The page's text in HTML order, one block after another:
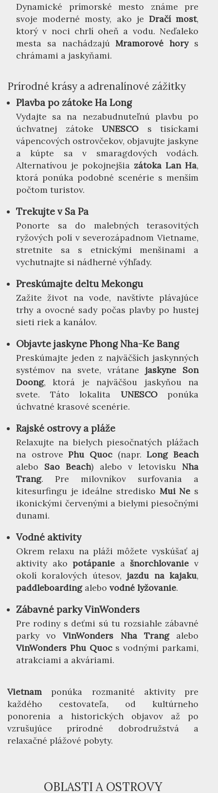
Dynamické prímorské mesto známe pre
svoje moderné mosty, ako je Dračí most,
ktorý v noci chrlí oheň a vodu. Neďaleko
mesta sa nachádzajú Mramorové horys
chrámami a jaskyňami.
Prírodné krásy a adrenalínové zážitky
Plavba po zátoke Ha Long
Vydajte sa na nezabudnuteľnú plavbu po
úchvatnej zátoke UNESCO s tisíckami
vápencových ostrovčekov, objavujte jaskyne
a kúpte sa v smaragdových vodách.
Alternatívou je pokojnejšia zátoka Lan Ha,
ktorá ponúka podobné scenérie s menším
počtom turistov.
Trekujte v Sa Pa
Ponorte sa do malebných terasovitých
ryžových polí v severozápadnom Vietname,
stretnite sa s etnickými menšinami a
vychutnajte si nádherné výhľady.
Preskúmajte deltu Mekongu
Zažite život na vode, navštívte plávajúce
trhy a ovocné sady počas plavby po hustej
sieti riek a kanálov.
Objavte jaskyne Phong Nha-Ke Bang
Preskúmajte jeden z najväčších jaskynných
systémov na svete, vrátane jaskyne Son
Doong, ktorá je najväčšou jaskyňou na
svete. Táto lokalita UNESCOponúka
úchvatné krasové scenérie.
Rajské ostrovy a pláže
Relaxujte na bielych piesočnatých plážach
na ostrovePhu Quoc (napr.Long Beach
alebo Sao Beach) alebo v letovisku Nha
Trang. Pre milovníkov surfovania a
kitesurfingu je ideálne stredisko Mui Ne s
ikonickými červenými a bielymi piesočnými
dunami.
Vodné aktivity
Okrem relaxu na pláži môžete vyskúšať aj
aktivity ako potápanie a šnorchlovanie v
okolí koralových útesov, jazdu na kajaku,
paddleboardingalebo vodné lyžovanie.
Zábavné parky VinWonders
Pre rodiny s deťmi sú tu rozsiahle zábavné
parky voVinWonders Nha Trangalebo
VinWonders Phu Quocs vodnými parkami,
atrakciami a akváriami.
Vietnam ponúka rozmanité aktivity pre
každého cestovateľa, od kultúrneho
ponorenia a historických objavov až po
vzrušujúce prírodné dobrodružstvá a
relaxačné plážové pobyty.
OBLASTI A OSTROVY